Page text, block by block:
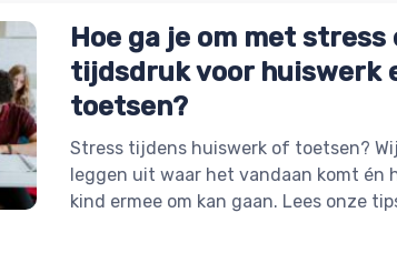
Hoe ga je om met stress
tijdsdruk voor huiswerk
toetsen?
Stress tijdens huiswerk of toetsen? Wij
leggen uit waar het vandaan komt én
kind ermee om kan gaan. Lees onze